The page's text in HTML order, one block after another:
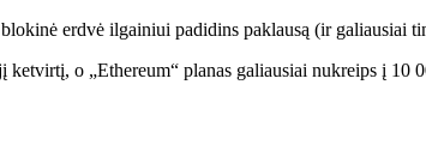
erdvė ilgainiui padidins paklausą (ir galiausiai
o „Ethereum“ planas galiausiai nukreips į